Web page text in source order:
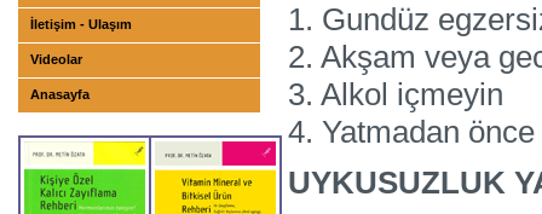
İletişim - Ulaşım
Videolar
Anasayfa
1. Gundüz
2. Akşam veya
3. Alkol içmeyin
4. Yatmadan
UYKUSUZLUK